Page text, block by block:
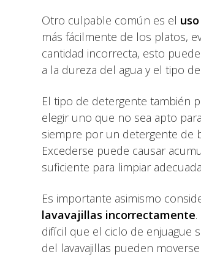
Otro culpable común es el
más fácilmente de los platos,
cantidad incorrecta, esto
a la dureza del agua y el tipo
El tipo de detergente también
elegir uno que no sea apto
siempre por un detergente de
Excederse puede causar
suficiente para limpiar
Es importante asimismo
lavavajillas incorrectamente
difícil que el ciclo de enjuague
del lavavajillas pueden